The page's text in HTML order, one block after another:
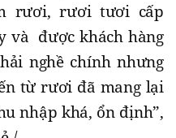
rươi, rươi tươi cấp
và được khách hàng
nghề chính nhưng
từ rươi đã mang lại
nhập khá, ổn định”,